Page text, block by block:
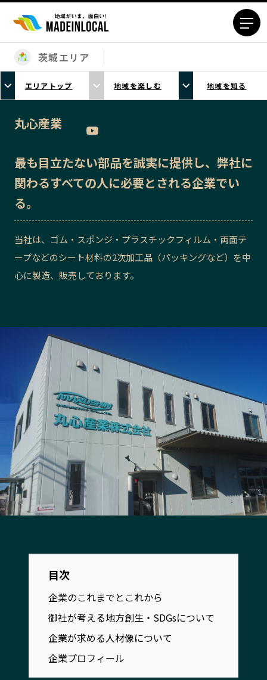
エリアから探す
北海道エリア
青森エリア
岩手エリア
栃木エリア
群馬エリア
埼玉エリア
千葉エリア
東京23区エリア
富山エリア
石川エリア
福井エリア
山梨エリア
長野エリア
京都エリア
北摂エリア
河内エリア
兵庫エリア
奈良エリア
和歌山エリア
鳥取エリア
島根エリア
岡山エリア
広島エリア
山口エリア
徳島エリア
香川エリア
愛媛エリア
高知エリア
福岡エリア
佐賀エリア
長崎エリア
特集コンテンツ
地域を代表する 企業100選
プレスリリース
茨城エリア
エリアトップ 地域を楽しむ 地域を知る
丸心産業
最も目立たない部品を誠実に提供し、弊社に
関わるすべての人に必要とされる企業でい
る。
当社は、ゴム・スポンジ・プラスチックフィルム・両面テ
ープなどのシート材料の2次加工品（パッキングなど）を中
心に製造、販売しております。
目次
企業のこれまでとこれから
御社が考える地方創生・SDGsについて
企業が求める人材像について
企業プロフィール